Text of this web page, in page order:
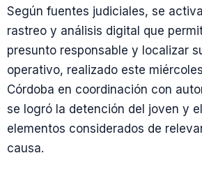
Según fuentes judiciales, se
rastreo y análisis digital que
presunto responsable y localizar
operativo, realizado este
Córdoba en coordinación con
se logró la detención del joven y
elementos considerados de
causa.